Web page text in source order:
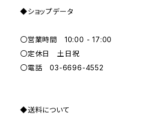
GRAY
◆ショップデータ
〇営業時間 10:00 - 17:00
〇定休日 土日祝
〇電話 03-6696-4552
◆送料について